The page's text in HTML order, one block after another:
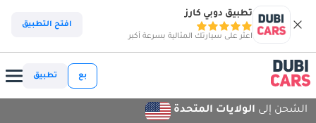
تطبيق دوبي كارز
اعثر على سيارتك المثالية بسرعة أكبر
افتح التطبيق
بع تطبيق
الشحن إلى الولايات المتحدة